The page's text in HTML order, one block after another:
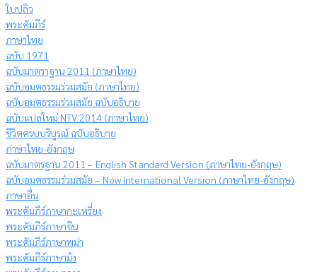
ใบปลิว
พระคัมภีร์
ภาษาไทย
ฉบับ 1971
ฉบับมาตราฐาน 2011 (ภาษาไทย)
ฉบับอมตธรรมร่วมสมัย (ภาษาไทย)
ฉบับอมตธรรมร่วมสมัย ฉบับอธิบาย
ฉบับแปลใหม่ NTV 2014 (ภาษาไทย)
ชีวิตครบบริบูรณ์ ฉบับอธิบาย
ภาษาไทย-อังกฤษ
ฉบับมาตรฐาน 2011 – English Standard Version (ภาษาไทย-อังกฤษ)
ฉบับอมตธรรมร่วมสมัย – New International Version (ภาษาไทย-อังกฤษ)
ภาษาอื่น
พระคัมภีร์ภาษากะเหรี่ยง
พระคัมภีร์ภาษาจีน
พระคัมภีร์ภาษาพม่า
พระคัมภีร์ภาษาม้ง